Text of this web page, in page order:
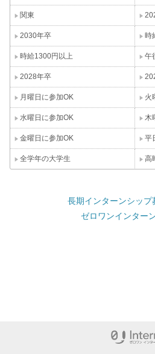
関東
2030年卒 時
時給1300円以上 午
2028年卒
月曜日に参加OK 火
水曜日に参加OK 木
金曜日に参加OK 平
全学年の大学生 高
長期インターンシップ
ゼロワンインター